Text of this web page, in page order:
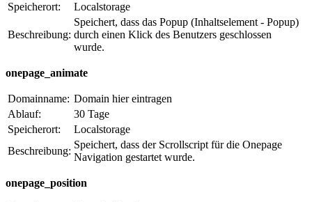
Speicherort:
Localstorage
Beschreibung:
Speichert, dass das Popup (Inhaltselement - Popup)
durch einen Klick des Benutzers geschlossen
wurde.
onepage_animate
Domainname: Domain hier eintragen
Ablauf:
30 Tage
Speicherort:
Localstorage
Beschreibung:
Speichert, dass der Scrollscript für die Onepage
Navigation gestartet wurde.
onepage_position